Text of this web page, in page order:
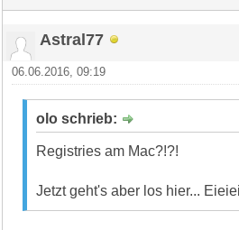
Astral77
06.06.2016, 09:19
olo schrieb:
Registries am Mac?!?!
Jetzt geht's aber los hier...